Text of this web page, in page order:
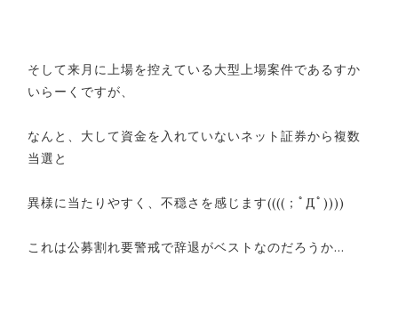
そして来月に上場を控えている大型上場案件であるすか
いらーくですが、
なんと、大して資金を入れていないネット証券から複数
当選と
異様に当たりやすく、不穏さを感じます((((；ﾟДﾟ))))
これは公募割れ要警戒で辞退がベストなのだろうか…